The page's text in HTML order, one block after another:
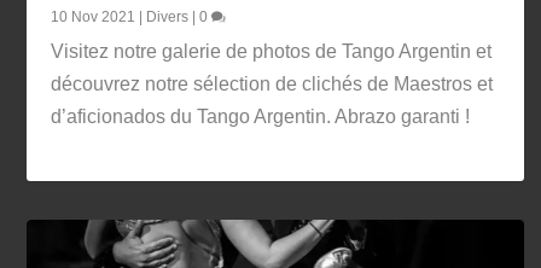
10 Nov 2021 | Divers |0
Visitez notre galerie de photos de Tango Argentin et
découvrez notre sélection de clichés de Maestros et
d’aficionados du Tango Argentin. Abrazo garanti !